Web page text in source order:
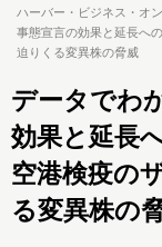
ハーバー・ビジネス・オ
事態宣言の効果と延長へ
迫りくる変異株の脅威
データでわ
効果と延長
空港検疫の
る変異株の